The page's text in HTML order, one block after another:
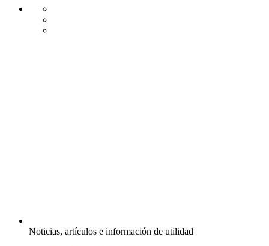
Noticias, artículos e información de utilidad